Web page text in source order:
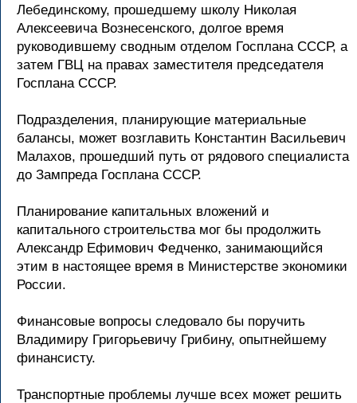
Лебединскому, прошедшему школу Николая
Алексеевича Вознесенского, долгое время
руководившему сводным отделом Госплана СССР, а
затем ГВЦ на правах заместителя председателя
Госплана СССР.
Подразделения, планирующие материальные
балансы, может возглавить Константин Васильевич
Малахов, прошедший путь от рядового специалиста
до Зампреда Госплана СССР.
Планирование капитальных вложений и
капитального строительства мог бы продолжить
Александр Ефимович Федченко, занимающийся
этим в настоящее время в Министерстве экономики
России.
Финансовые вопросы следовало бы поручить
Владимиру Григорьевичу Грибину, опытнейшему
финансисту.
Транспортные проблемы лучше всех может решить